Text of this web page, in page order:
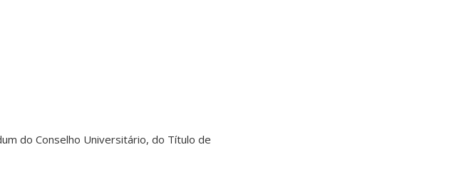
do Conselho Universitário, do Título de